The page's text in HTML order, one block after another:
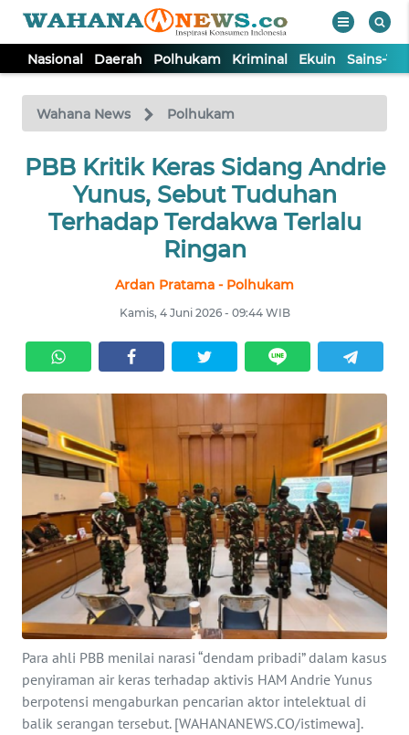
Nasional Daerah Polhukam Kriminal Ekuin Sains-
Wahana News Polhukam
PBB Kritik Keras Sidang Andrie
Yunus, Sebut Tuduhan
Terhadap Terdakwa Terlalu
Ringan
Ardan Pratama - Polhukam
Kamis, 4 Juni 2026 - 09:44 WIB
Para ahli PBB menilai narasi “dendam pribadi” dalam kasus
penyiraman air keras terhadap aktivis HAM Andrie Yunus
berpotensi mengaburkan pencarian aktor intelektual di
balik serangan tersebut. [WAHANANEWS.CO/istimewa].
TV
Tutup
NASIONAL
DAERAH
EKUIN
SAINS-TEKNO
KESEHATAN
INTERNASIONAL
SERBA-SERBI
PENDIDIKAN
OLAHRAGA
OPINI